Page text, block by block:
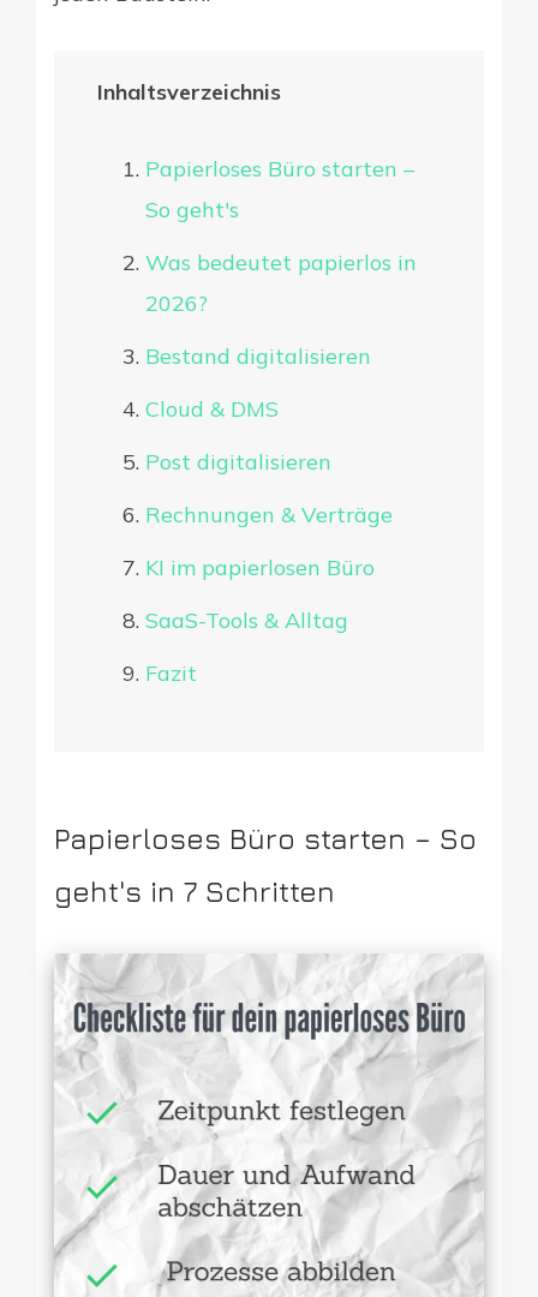
Inhaltsverzeichnis
Papierloses Büro starten –
So geht's
Was bedeutet papierlos in
2026?
Bestand digitalisieren
Cloud & DMS
Post digitalisieren
Rechnungen & Verträge
KI im papierlosen Büro
SaaS-Tools & Alltag
Fazit
Papierloses Büro starten – So
geht's in 7 Schritten